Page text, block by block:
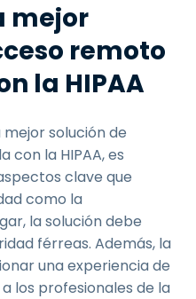
mejor
remoto
la HIPAA
solución de
con la HIPAA, es
clave que
como la
la solución debe
férreas. Además, la
una experiencia de
los profesionales de la